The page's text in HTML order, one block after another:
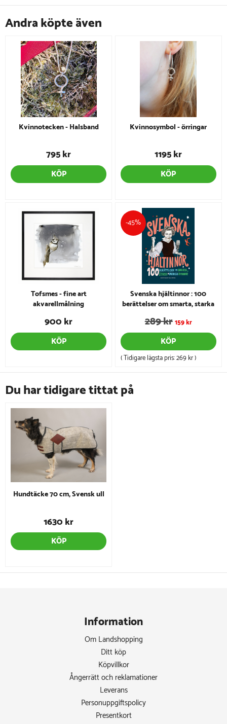
Andra köpte även
Kvinnotecken - Halsband
795 kr
KÖP
Kvinnosymbol - örringar
1195 kr
KÖP
Tofsmes - fine art
akvarellmålning
900 kr
KÖP
-45%
Svenska hjältinnor : 100
berättelser om smarta, starka
289 kr 159 kr
KÖP
( Tidigare lägsta pris:269 kr)
Du har tidigare tittat på
Hundtäcke 70 cm, Svensk ull
1630 kr
KÖP
Information
Om Landshopping
Ditt köp
Köpvillkor
Ångerrätt och reklamationer
Leverans
Personuppgiftspolicy
Presentkort